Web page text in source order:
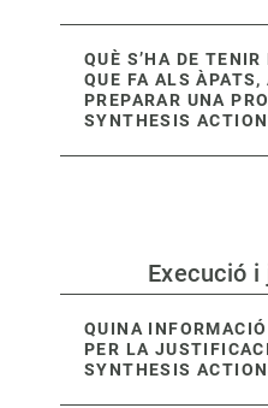
QUÈ S’HA DE
QUE FA ALS ÀPATS,
PREPARAR UNA
SYNTHESIS
Execució
QUINA
PER LA
SYNTHESIS